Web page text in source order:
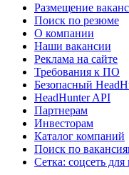
Размещение
Поиск по резюме
О компании
Наши вакансии
Реклама на сайте
Требования к ПО
Безопасный
HeadHunter API
Партнерам
Инвесторам
Каталог компаний
Поиск по
Сетка: соцсеть для